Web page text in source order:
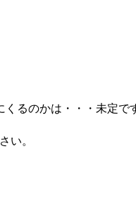
るのかは・・・未定で
い。